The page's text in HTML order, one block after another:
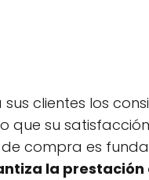
clientes los
que su
compra es
la prestación